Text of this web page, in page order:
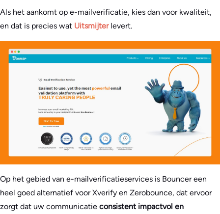
Als het aankomt op e-mailverificatie, kies dan voor kwaliteit,
en dat is precies wat Uitsmijter levert.
Op het gebied van e-mailverificatieservices is Bouncer een
heel goed alternatief voor Xverify en Zerobounce, dat ervoor
zorgt dat uw communicatie consistent impactvol en